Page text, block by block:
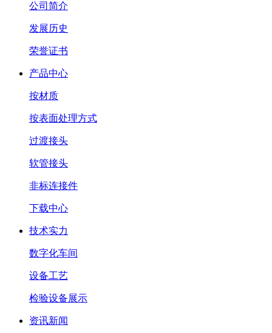
公司简介
发展历史
荣誉证书
产品中心
按材质
按表面处理方式
过渡接头
软管接头
非标连接件
下载中心
技术实力
数字化车间
设备工艺
检验设备展示
资讯新闻